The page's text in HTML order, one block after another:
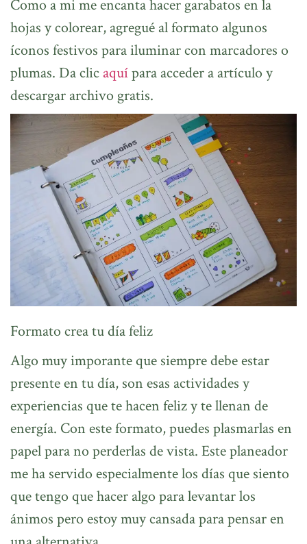
Como a mi me encanta hacer garabatos en la
hojas y colorear, agregué al formato algunos
íconos festivos para iluminar con marcadores o
plumas. Da clic aquípara acceder a artículo y
descargar archivo gratis.
Formato crea tu día feliz
Algo muy imporante que siempre debe estar
presente en tu día, son esas actividades y
experiencias que te hacen feliz y te llenan de
energía. Con este formato, puedes plasmarlas en
papel para no perderlas de vista. Este planeador
me ha servido especialmente los días que siento
que tengo que hacer algo para levantar los
ánimos pero estoy muy cansada para pensar en